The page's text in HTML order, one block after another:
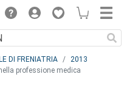
DI FRENIATRIA
2013
professione medica